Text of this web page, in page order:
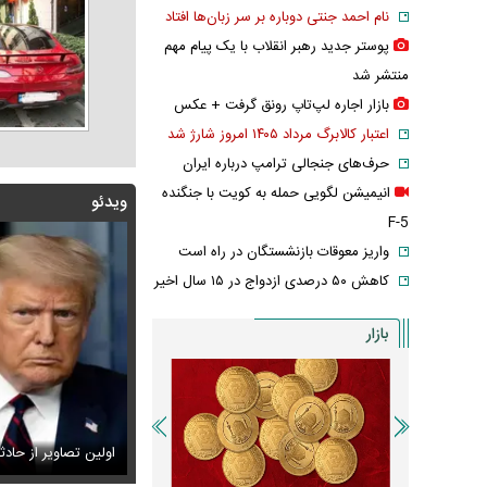
ویدئو
| سید محمد خاتمی چگونه عمامه می‌بندد؟ اولین تصاویر از تاریخی ثریا اسفندیاری در کاخ گلستان ۷۵ سال پیش سانسور عجیب
نام احمد جنتی دوباره بر سر زبان‌ها افتاد
پوستر جدید رهبر انقلاب با یک پیام مهم
منتشر شد
بازار اجاره لپ‌تاپ رونق گرفت + عکس
اعتبار کالابرگ مرداد ۱۴۰۵ امروز شارژ شد
حرف‌های جنجالی ترامپ درباره ایران
انیمیشن لگویی حمله به کویت با جنگنده
F-5
واریز معوقات بازنشستگان در راه است
کاهش ۵۰ درصدی ازدواج در ۱۵ سال اخیر
بازار